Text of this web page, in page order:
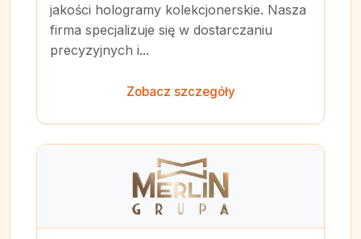
jakości hologramy kolekcjonerskie. Nasza
firma specjalizuje się w dostarczaniu
precyzyjnych i...
Zobacz szczegóły